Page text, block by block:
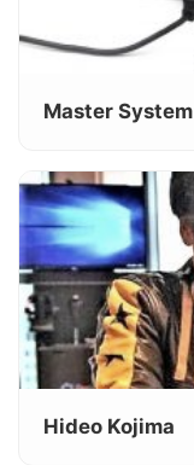
Master System
Hideo Kojima